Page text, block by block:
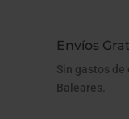
Envíos
Sin gastos
Baleares.